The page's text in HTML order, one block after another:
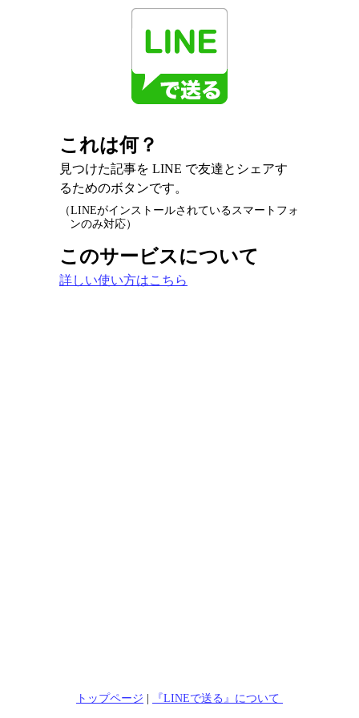
これは何？
見つけた記事を LINE で友達とシェアす
るためのボタンです。
（LINEがインストールされているスマートフォ
ンのみ対応）
このサービスについて
詳しい使い方はこちら
トップページ | 『LINEで送る』について